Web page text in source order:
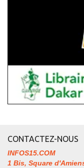
CONTACTEZ-NOUS
INFOS15.COM
1 Bis, Square